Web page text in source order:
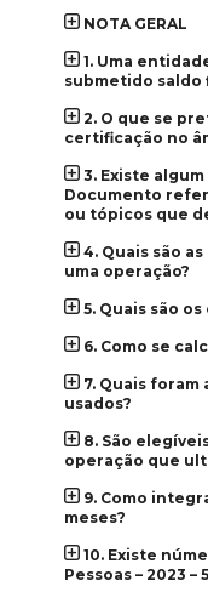
NOTA GERAL
1. Uma
submetido saldo
2. O que se
certificação no
3. Existe
Documento
ou tópicos que
4. Quais são
uma operação?
5. Quais são
6. Como se
7. Quais foram
usados?
8. São
operação que
9. Como
meses?
10. Existe
Pessoas – 2023 –